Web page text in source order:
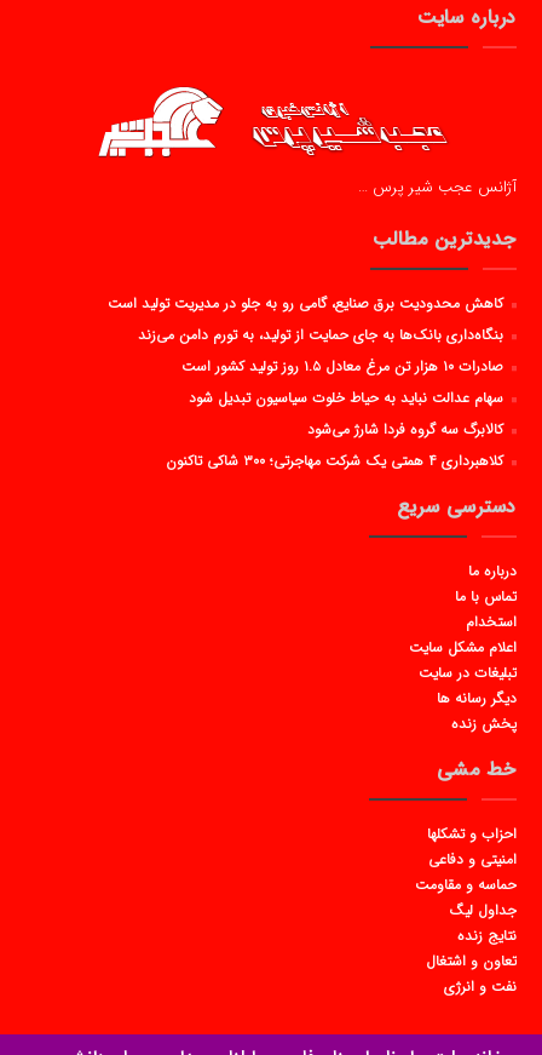
درباره سایت
آژانس عجب شیر پرس …
جدیدترین مطالب
کاهش محدودیت برق صنایع، گامی رو به جلو در مدیریت تولید است
بنگاه‌داری بانک‌ها به جای حمایت از تولید، به تورم دامن می‌زند
صادرات ۱۰ هزار تن مرغ معادل ۱.۵ روز تولید کشور است
سهام عدالت نباید به حیاط خلوت سیاسیون تبدیل شود
کالابرگ سه گروه فردا شارژ می‌شود
کلاهبرداری ۴ همتی یک شرکت مهاجرتی؛ ۳۰۰ شاکی تاکنون
دسترسی سریع
درباره ما
تماس با ما
استخدام
اعلام مشکل سایت
تبلیغات در سایت
دیگر رسانه ها
پخش زنده
خط مشی
احزاب و تشکلها
امنیتی و دفاعی
حماسه و مقاومت
جداول لیگ
نتایج زنده
تعاون و اشتغال
نفت و انرژی